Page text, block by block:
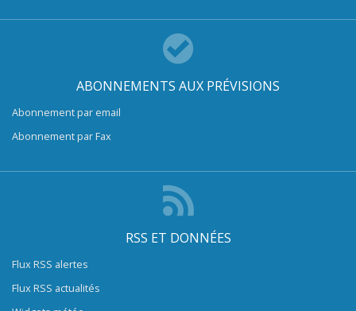
ABONNEMENTS AUX PRÉVISIONS
Abonnement par email
Abonnement par Fax
RSS ET DONNÉES
Flux RSS alertes
Flux RSS actualités